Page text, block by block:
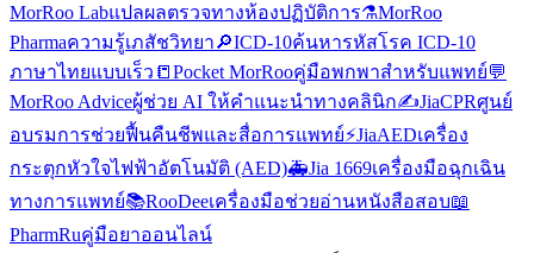
MorRoo Labแปลผลตรวจทางห้องปฏิบัติการ⚗️MorRoo
Pharmaความรู้เภสัชวิทยา🔎ICD-10ค้นหารหัสโรค ICD-10
ภาษาไทยแบบเร็ว 📒Pocket MorRooคู่มือพกพาสำหรับแพทย์💬
MorRoo Adviceผู้ช่วย AI ให้คำแนะนำทางคลินิก✍️JiaCPRศูนย์
อบรมการช่วยฟื้นคืนชีพและสื่อการแพทย์⚡JiaAEDเครื่อง
กระตุกหัวใจไฟฟ้าอัตโนมัติ (AED)🚑Jia 1669เครื่องมือฉุกเฉิน
ทางการแพทย์📚RooDeeเครื่องมือช่วยอ่านหนังสือสอบ📖
PharmRuคู่มือยาออนไลน์